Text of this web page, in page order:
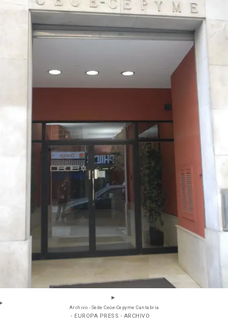
Archivo - Sede Ceoe-Cepyme Cantabria
- EUROPA PRESS - ARCHIVO